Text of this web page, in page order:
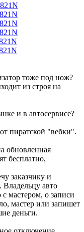
тоже под нож?
из строя на
и в автосервисе?
пиратской "вебки".
обновленная
бесплатно,
заказчику и
авто
с мастером, о записи
мастер или запишет
деньги.